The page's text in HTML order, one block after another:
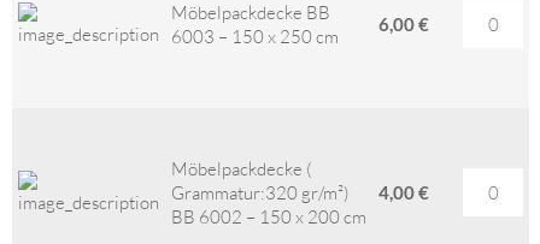
Möbelpackdecke BB
6003 – 150 x 250 cm
6,00 €
Möbelpackdecke (
Grammatur:320 gr/m²)
BB 6002 – 150 x 200 cm
4,00 €